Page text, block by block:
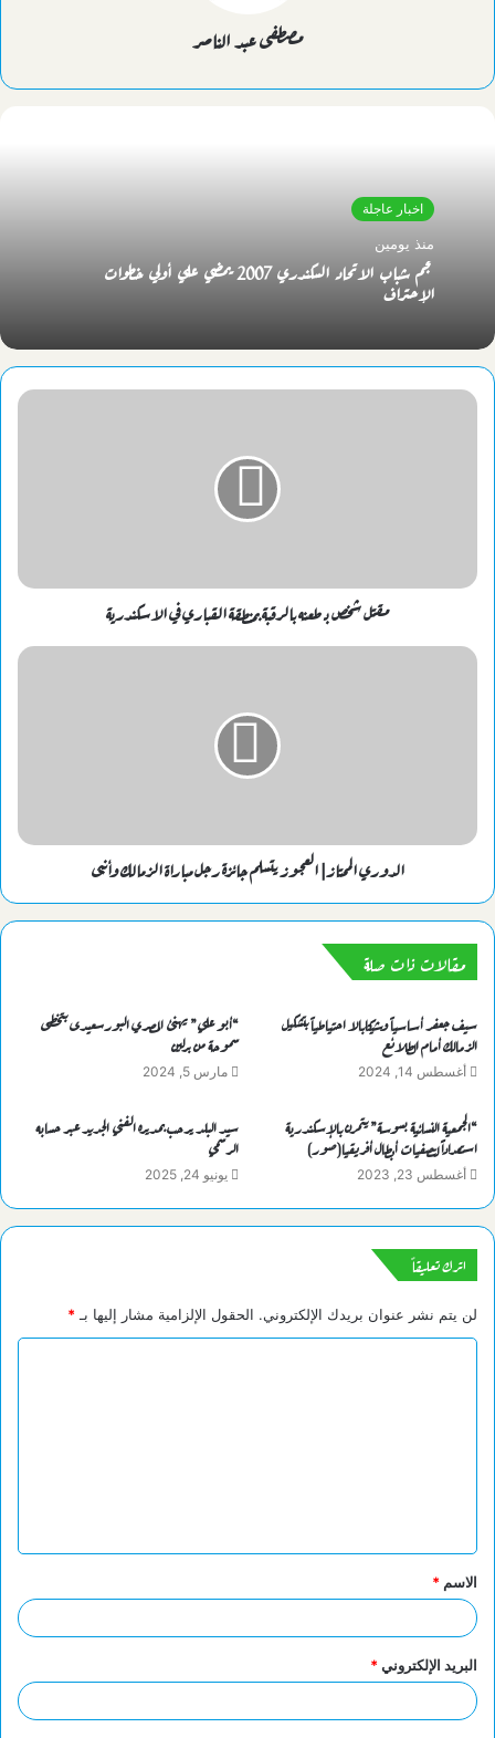
مصطفى عبد الناصر
اخبار عاجلة
منذ يومين
نجم شباب الاتحاد السكندري 2007 يمضي علي أولي خطوات
الإحتراف
مقتل شخص بـ طعنه بالرقبة بمنطقة القباري في الاسكندرية
الدوري الممتاز| العجوز يتسلم جائزة رجل مباراة الزمالك وأنبى
مقالات ذات صلة
سيف جعفر أساسياً وشيكابالا احتياطياً بتشكيل
الزمالك أمام الطلائع
أغسطس 14, 2024
“أبو علي” يهنئ المصري البورسعيدى بتخطى
سموحة من برلين
مارس 5, 2024
“الجمعية النسائية بسوسة” يتمرن بالإسكندرية
استعداداًَ لتصفيات أبطال أفريقيا(صور)
أغسطس 23, 2023
سيد البلد يرحب بمديره الفني الجديد عبر حسابه
الرسمي
يونيو 24, 2025
اترك تعليقاً
لن يتم نشر عنوان بريدك الإلكتروني. الحقول الإلزامية مشار إليها بـ*
ق
*
الاسم *
البريد الإلكتروني*